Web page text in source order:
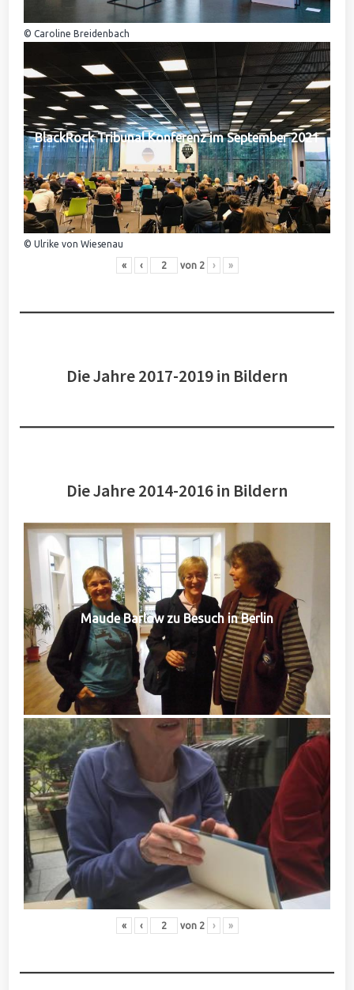
© Caroline Breidenbach
BlackRock Tribunal Konferenz im September 2021
© Ulrike von Wiesenau
« ‹ von 2 › »
Die Jahre 2017-2019 in Bildern
Die Jahre 2014-2016 in Bildern
Maude Barlow zu Besuch in Berlin
« ‹ von 2 › »